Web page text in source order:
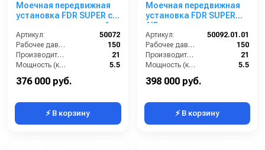
Моечная передвижная
установка FDR SUPER с
нанесением пены, на 1
опер.150 бар, 21 л/мин с
барабаном
Артикул:
50072
Рабочее давление (бар):
150
Производительность (л/мин):
21
Мощность (кВт):
5.5
376 000 руб.
⚡ В корзину
Моечная передвижная
установка FDR SUPER
AIR с нанесением пены,
150 бар, 21 л/мин с
барабаном
Артикул:
50092.01.01
Рабочее давление (бар):
150
Производительность (л/мин):
21
Мощность (кВт):
5.5
398 000 руб.
⚡ В корзину